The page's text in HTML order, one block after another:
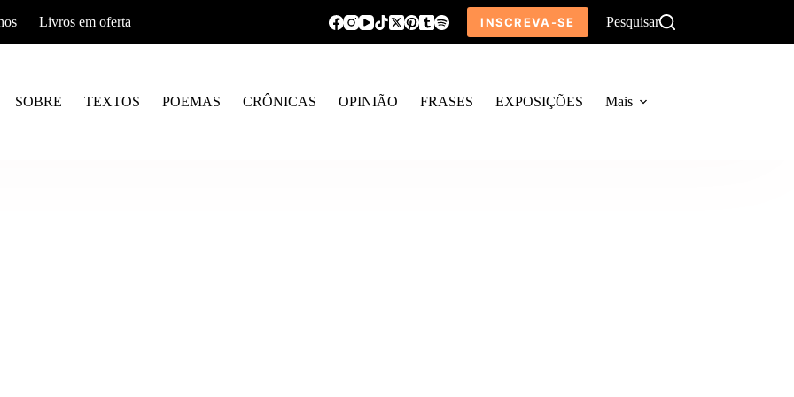
Livros em oferta INSCREVA-SE Pesquisar
SOBRE TEXTOS POEMAS CRÔNICAS OPINIÃO FRASES EXPOSIÇÕES Mais